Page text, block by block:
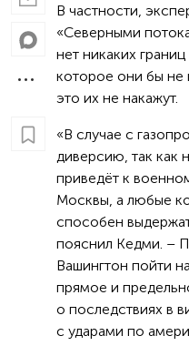
В частности,
«Северными
нет никаких
которое они бы не
это их не накажут.
«В случае с
диверсию, так как
приведёт к
Москвы, а любые
способен
пояснил Кедми. –
Вашингтон пойти
прямое и
о последствиях в
с ударами по